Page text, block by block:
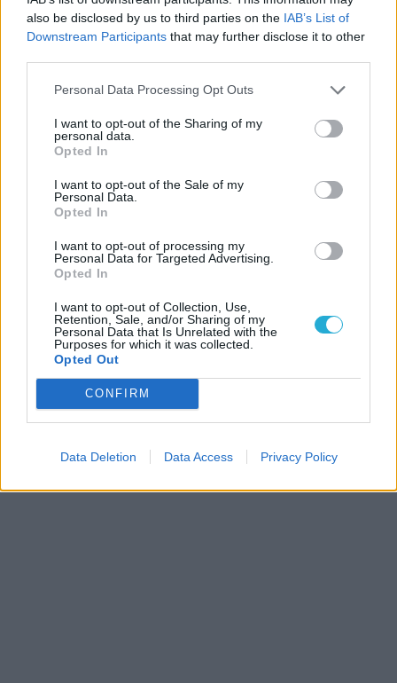
also be disclosed by us to third parties on the IAB’s List of
Downstream Participants that may further disclose it to other
Personal Data Processing Opt Outs
I want to opt-out of the Sharing of my
personal data.
Opted In
I want to opt-out of the Sale of my
Personal Data.
Opted In
I want to opt-out of processing my
Personal Data for Targeted Advertising.
Opted In
I want to opt-out of Collection, Use,
Retention, Sale, and/or Sharing of my
Personal Data that Is Unrelated with the
Purposes for which it was collected.
Opted Out
CONFIRM
Data Deletion Data Access Privacy Policy
Redfall eddigi legnagyobb frissítése